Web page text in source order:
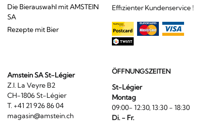
Die Bierauswahl mit AMSTEIN
SA
Rezepte mit Bier
Effizienter Kundenservice !
Amstein SA St-Légier
Z.I. La Veyre B2
CH-1806 St-Légier
T. +41 21 926 86 04
magasin@amstein.ch
ÖFFNUNGSZEITEN
St-Légier
Montag
09:00- 12:30, 13:30 - 18:30
Di. - Fr.